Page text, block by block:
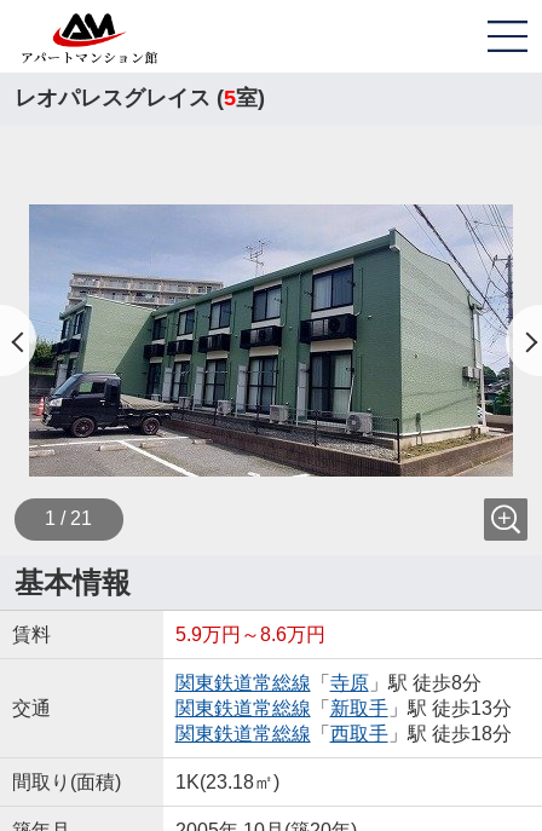
レオパレスグレイス (5室)
1 / 21
基本情報
賃料 5.9万円～8.6万円
交通
関東鉄道常総線 「 寺原」駅 徒歩8分
関東鉄道常総線 「 新取手」駅 徒歩13分
関東鉄道常総線 「 西取手」駅 徒歩18分
間取り(面積) 1K(23.18㎡)